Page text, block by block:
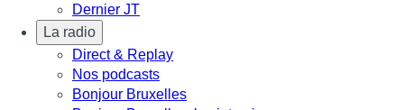
Dernier JT
La radio
Direct & Replay
Nos podcasts
Bonjour Bruxelles